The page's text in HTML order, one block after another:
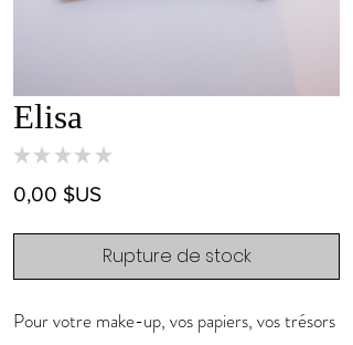
Elisa
★ ★ ★ ★ ★
0,00 $USPrix
Rupture de stock
Pour votre make-up, vos papiers, vos trésors